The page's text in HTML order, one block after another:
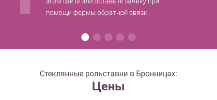
помощи формы обратной связи
Стеклянные рольставни в Бронницах:
Цены